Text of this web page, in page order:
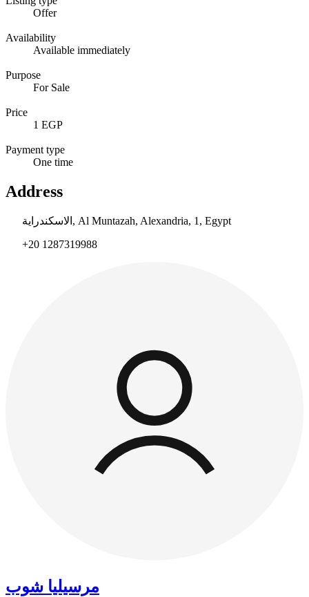
Offer
Availability
Available immediately
Purpose
For Sale
Price
1 EGP
Payment type
One time
Address
الاسكندراية, Al Muntazah, Alexandria, 1, Egypt
+20 1287319988
مرسيليا شوب